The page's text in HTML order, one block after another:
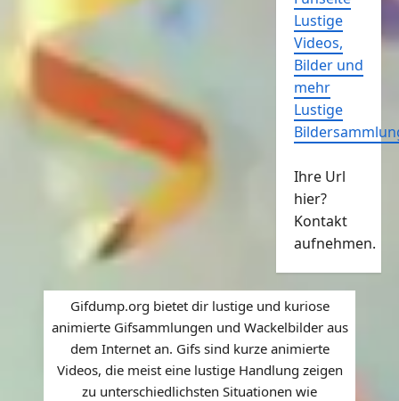
Lustige
Videos,
Bilder und
mehr
Lustige
Ihre Url
hier?
Kontakt
aufnehmen.
Gifdump.org bietet dir lustige und kuriose
animierte Gifsammlungen und Wackelbilder aus
dem Internet an. Gifs sind kurze animierte
Videos, die meist eine lustige Handlung zeigen
zu unterschiedlichsten Situationen wie